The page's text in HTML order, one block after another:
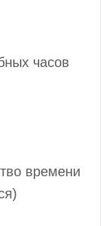
часов
времени